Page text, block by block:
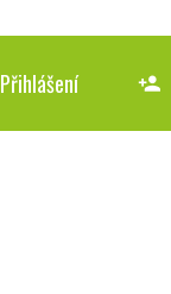
Přihlášení person_add